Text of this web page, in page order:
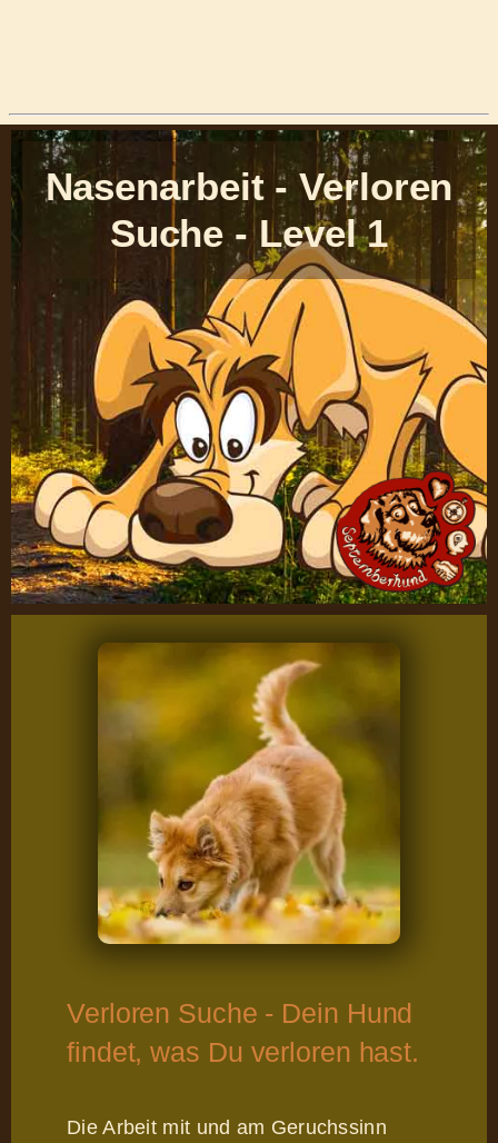
Nasenarbeit - Verloren
Suche - Level 1
Verloren Suche - Dein Hund
findet, was Du verloren hast.
Die Arbeit mit und am Geruchssinn